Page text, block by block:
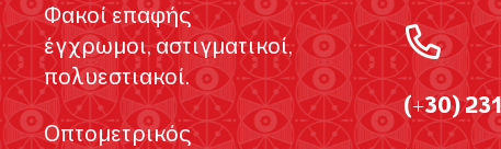
Φακοί επαφής
έγχρωμοι, αστιγματικοί,
πολυεστιακοί.
Οπτομετρικός
(+30)